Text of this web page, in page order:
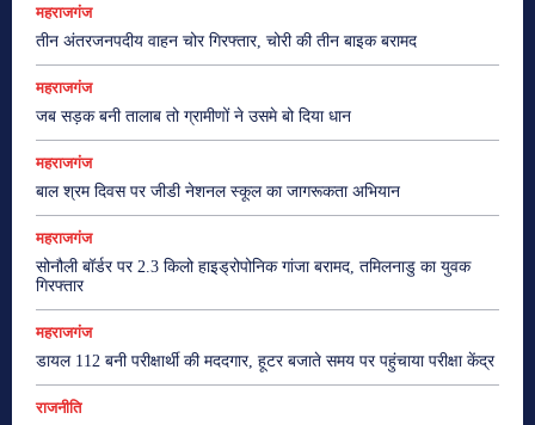
महराजगंज
तीन अंतरजनपदीय वाहन चोर गिरफ्तार, चोरी की तीन बाइक बरामद
महराजगंज
जब सड़क बनी तालाब तो ग्रामीणों ने उसमे बो दिया धान
महराजगंज
बाल श्रम दिवस पर जीडी नेशनल स्कूल का जागरूकता अभियान
महराजगंज
सोनौली बॉर्डर पर 2.3 किलो हाइड्रोपोनिक गांजा बरामद, तमिलनाडु का युवक
गिरफ्तार
महराजगंज
डायल 112 बनी परीक्षार्थी की मददगार, हूटर बजाते समय पर पहुंचाया परीक्षा केंद्र
राजनीति